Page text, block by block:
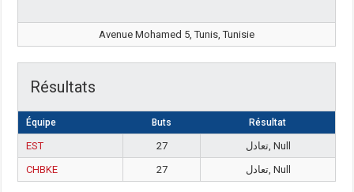
Avenue Mohamed 5, Tunis, Tunisie
Résultats
Équipe Buts Résultat
EST 27
تعادل, Null
CHBKE
27 تعادل, Null